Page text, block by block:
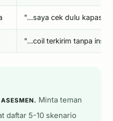
"...saya cek dulu
"...coil terkirim tanpa
Minta teman
daftar 5-10 skenario